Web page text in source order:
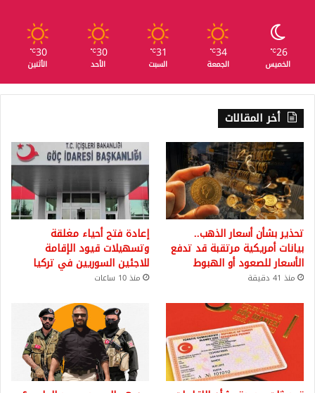
26
℃
الخميس
34
℃
الجمعة
31
℃
السبت
30
℃
الأحد
30
℃
الأثنين
أخر المقالات
تحذير بشأن أسعار الذهب..
بيانات أمريكية مرتقبة قد تدفع
الأسعار للصعود أو الهبوط
منذ 41 دقيقة
إعادة فتح أحياء مغلقة
وتسهيلات قيود الإقامة
للاجئين السوريين في تركيا
منذ 10 ساعات